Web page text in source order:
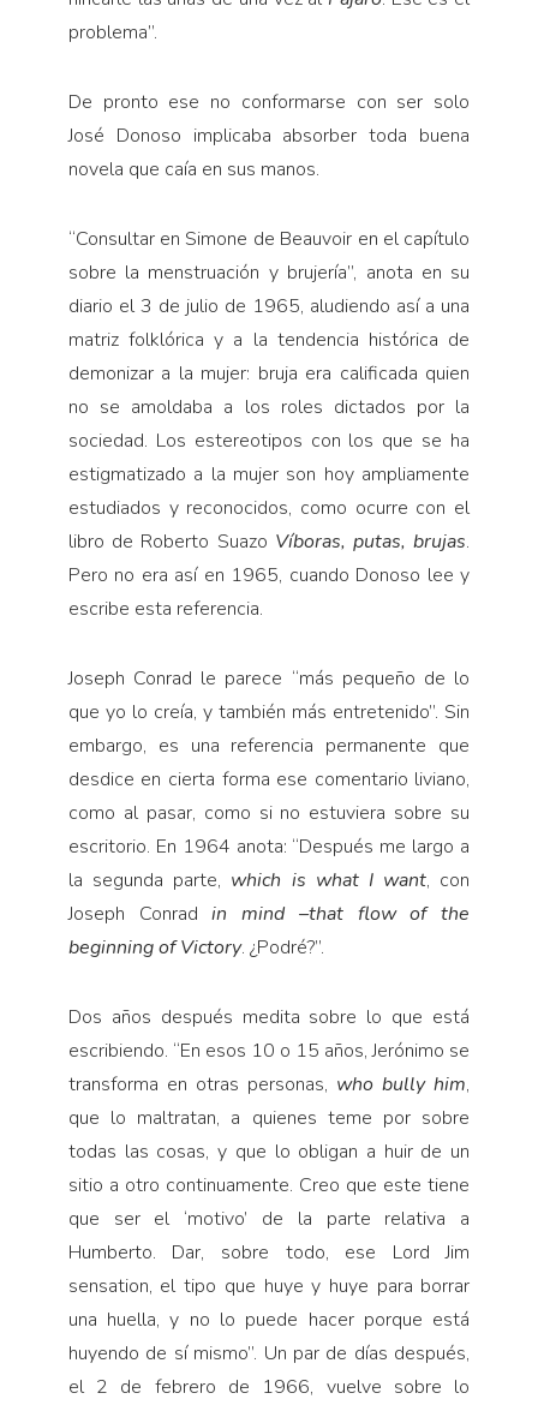
problema”.
De pronto ese no conformarse con ser solo
José Donoso implicaba absorber toda buena
novela que caía en sus manos.
“Consultar en Simone de Beauvoir en el capítulo
sobre la menstruación y brujería”, anota en su
diario el 3 de julio de 1965, aludiendo así a una
matriz folklóri­ca y a la tendencia histórica de
demonizar a la mujer: bruja era calificada quien
no se amoldaba a los roles dictados por la
sociedad. Los estereotipos con los que se ha
estigmatizado a la mujer son hoy ampliamente
estudiados y reconocidos, como ocurre con el
libro de Roberto Suazo Víboras, putas, brujas.
Pero no era así en 1965, cuando Donoso lee y
escribe esta referencia.
Joseph Conrad le parece “más pequeño de lo
que yo lo creía, y también más entretenido”. Sin
embargo, es una referencia permanente que
desdice en cierta forma ese comentario liviano,
como al pasar, como si no estuviera sobre su
escritorio. En 1964 anota: “Des­pués me largo a
la segunda parte, which is what I want, con
Joseph Conradin mind –that flow of the
beginning of Victory. ¿Podré?”.
Dos años después medita sobre lo que está
escri­biendo. “En esos 10 o 15 años, Jerónimo se
transforma en otras personas, who bully him,
que lo maltratan, a quienes teme por sobre
todas las cosas, y que lo obli­gan a huir de un
sitio a otro continuamente. Creo que este tiene
que ser el ‘motivo’ de la parte relativa a
Humberto. Dar, sobre todo, ese Lord Jim
sensation, el tipo que huye y huye para borrar
una huella, y no lo puede hacer porque está
huyendo de sí mismo”. Un par de días después,
el 2 de febrero de 1966, vuelve sobre lo